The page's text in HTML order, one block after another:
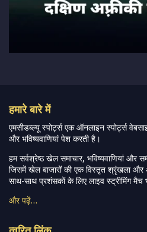
हमारे बारे में
एमसीडब्ल्यू स्पोर्ट्स एक ऑनलाइन स्पोर्ट्स
और भविष्यवाणियां पेश करती है।
हम सर्वश्रेष्ठ खेल समाचार, भविष्यवाणियां और
जिसमें खेल बाजारों की एक विस्तृत श्रृंखला और
साथ-साथ प्रशंसकों के लिए लाइव स्ट्रीमिंग मैच
और पढ़ें…